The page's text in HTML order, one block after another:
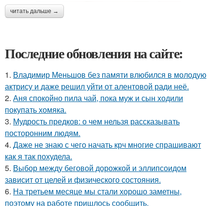
читать дальше →
Последние обновления на сайте:
1. Владимир Меньшов без памяти влюбился в молодую
актрису и даже решил уйти от алентовой ради неё.
2. Аня спокойно пила чай, пока муж и сын ходили
покупать хомяка.
3. Мудрость предков: о чем нельзя рассказывать
посторонним людям.
4. Даже не знаю с чего начать крч многие спрашивают
как я так похудела.
5. Выбор между беговой дорожкой и эллипсоидом
зависит от целей и физического состояния.
6. На третьем месяце мы стали хорошо заметны,
поэтому на работе пришлось сообщить.